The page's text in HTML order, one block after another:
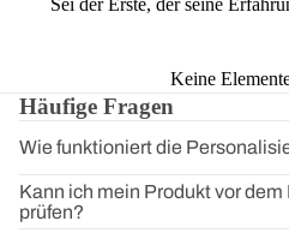
Keine
Häufige Fragen
Wie funktioniert die
Kann ich mein Produkt vor dem
prüfen?